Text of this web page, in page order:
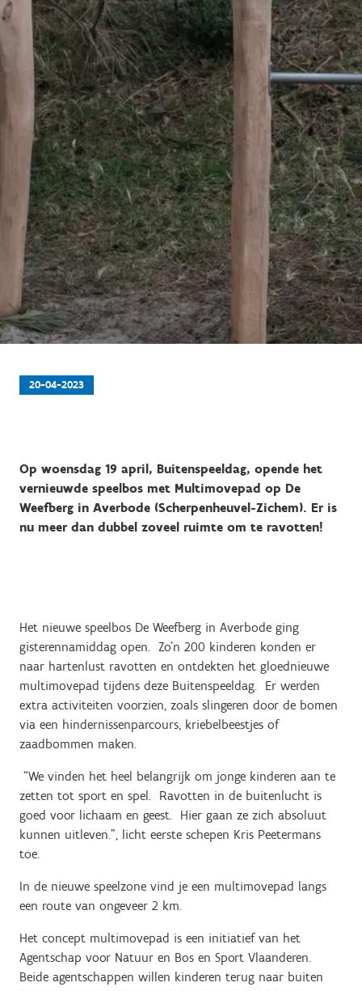
20-04-2023
Op woensdag 19 april, Buitenspeeldag, opende het
vernieuwde speelbos met Multimovepad op De
Weefberg in Averbode (Scherpenheuvel-Zichem). Er is
nu meer dan dubbel zoveel ruimte om te ravotten!
Het nieuwe speelbos De Weefberg in Averbode ging
gisterennamiddag open. Zo’n 200 kinderen konden er
naar hartenlust ravotten en ontdekten het gloednieuwe
multimovepad tijdens deze Buitenspeeldag. Er werden
extra activiteiten voorzien, zoals slingeren door de bomen
via een hindernissenparcours, kriebelbeestjes of
zaadbommen maken.
“We vinden het heel belangrijk om jonge kinderen aan te
zetten tot sport en spel. Ravotten in de buitenlucht is
goed voor lichaam en geest. Hier gaan ze zich absoluut
kunnen uitleven.”, licht eerste schepen Kris Peetermans
toe.
In de nieuwe speelzone vind je een multimovepad langs
een route van ongeveer 2 km.
Het concept multimovepad is een initiatief van het
Agentschap voor Natuur en Bos en Sport Vlaanderen.
Beide agentschappen willen kinderen terug naar buiten